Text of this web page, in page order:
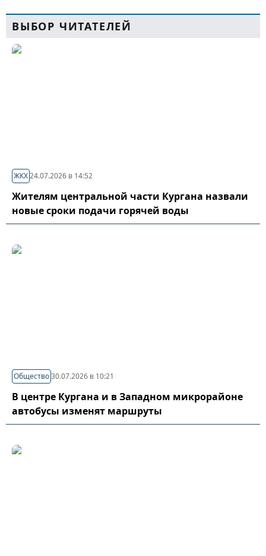
ВЫБОР ЧИТАТЕЛЕЙ
ЖКХ24.07.2026 в 14:52
Жителям центральной части Кургана назвали
новые сроки подачи горячей воды
Общество30.07.2026 в 10:21
В центре Кургана и в Западном микрорайоне
автобусы изменят маршруты